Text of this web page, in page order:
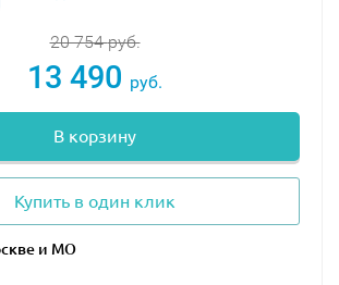
Заправив полные баки топливом,
отправляются в космос. Они
аксессуаров и подробных
поклонникам древних легенд
20 754руб.
13 490 руб.
В корзину
Купить в один клик